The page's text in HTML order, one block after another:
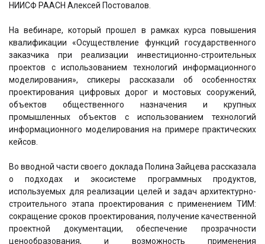
НИИСФ РААСН Алексей Постовалов.
На вебинаре, который прошел в рамках курса повышения
квалификации «Осуществление функций государственного
заказчика при реализации инвестиционно-строительных
проектов с использованием технологий информационного
моделирования», спикеры рассказали об особенностях
проектирования цифровых дорог и мостовых сооружений,
объектов общественного назначения и крупных
промышленных объектов с использованием технологий
информационного моделирования на примере практических
кейсов.
Во вводной части своего доклада Полина Зайцева рассказала
о подходах и экосистеме программных продуктов,
используемых для реализации целей и задач архитектурно-
строительного этапа проектирования с применением ТИМ:
сокращение сроков проектирования, получение качественной
проектной документации, обеспечение прозрачности
ценообразования, и возможность применения